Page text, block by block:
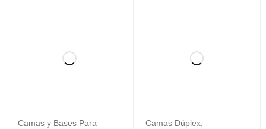
Camas y Bases Para
Camas Dúplex,